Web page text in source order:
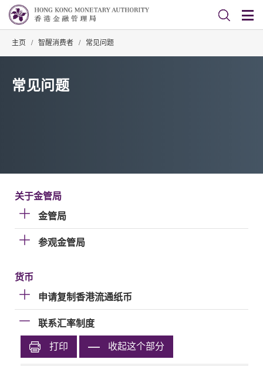
主页 / 智醒消费者 / 常见问题
常见问题
关于金管局
金管局
参观金管局
货币
申请复制香港流通纸币
联系汇率制度
打印 收起这个部分